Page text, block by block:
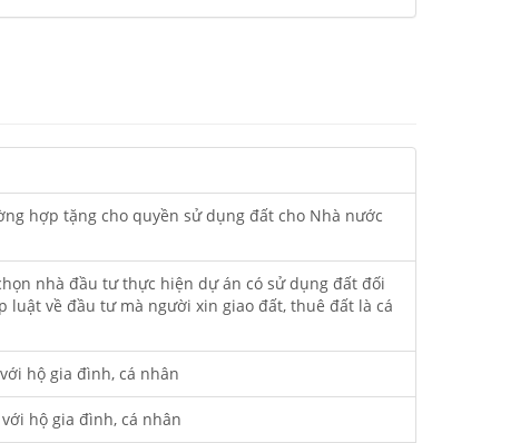
hợp tặng cho quyền sử dụng đất cho Nhà nước
nhà đầu tư thực hiện dự án có sử dụng đất đối
về đầu tư mà người xin giao đất, thuê đất là cá
hộ gia đình, cá nhân
hộ gia đình, cá nhân